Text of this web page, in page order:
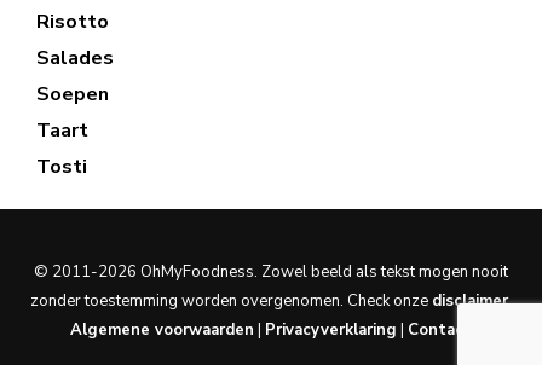
Risotto
Salades
Soepen
Taart
Tosti
© 2011-2026 OhMyFoodness. Zowel beeld als tekst mogen nooit
zonder toestemming worden overgenomen. Check onze disclaimer.
Algemene voorwaarden | Privacyverklaring | Contact